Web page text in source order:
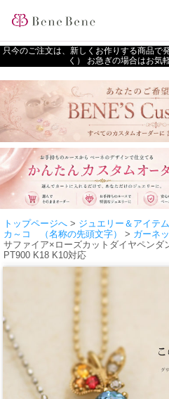
只今のご注文は、新しくお作りする商品で
く） お急ぎの場合はお気
トップページへ > ジュエリー＆アイテム
カ～コ （名称の先頭文字）
> ガーネ
サファイア×ローズカットダイヤペンダ
PT900 K18 K10対応